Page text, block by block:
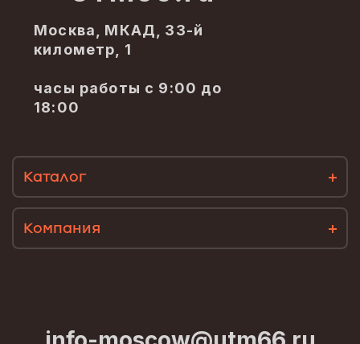
Москва, МКАД, 33-й
километр, 1
часы работы с 9:00 до
18:00
Каталог
Компания